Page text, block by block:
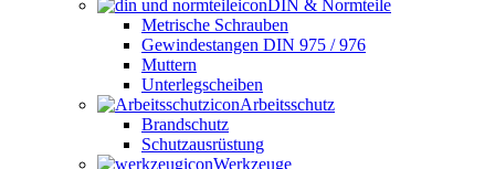
DIN & Normteile
Metrische Schrauben
Gewindestangen DIN 975 / 976
Muttern
Unterlegscheiben
Arbeitsschutz
Brandschutz
Schutzausrüstung
Werkzeuge